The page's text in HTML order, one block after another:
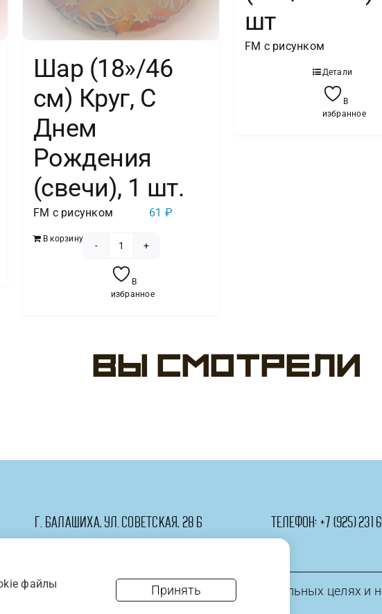
Шар (18»/46
см) Круг, С
Днем
Рождения
(свечи), 1 шт.
FM с рисунком 61 ₽
В корзину
товара
Шар
С
шт.
В
избранное
шт
FM с рисунком
Детали
В
избранное
Вы смотрели
г. Балашиха, ул. Советская, 28 Б телефон: +7 (925) 231
на сайте информация приведена в ознакомительных целях и
файлы
Принять